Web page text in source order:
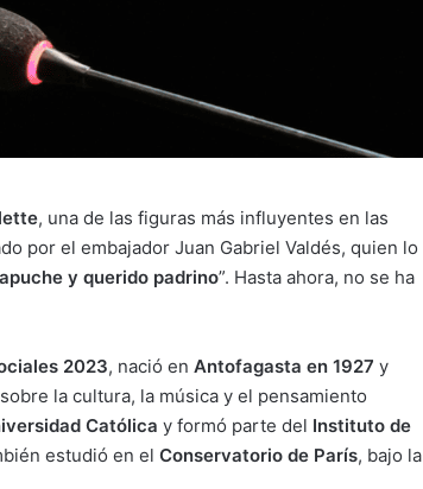
, una de las figuras más influyentes en las
por el embajador Juan Gabriel Valdés, quien lo
y querido padrino”. Hasta ahora, no se ha
2023, nació en Antofagasta en 1927 y
la cultura, la música y el pensamiento
Católica y formó parte del Instituto de
estudió en el Conservatorio de París, bajo la